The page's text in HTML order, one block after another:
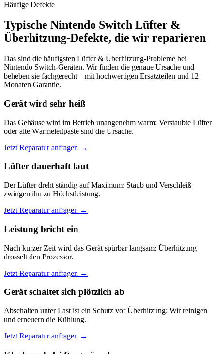
Häufige Defekte
Typische Nintendo Switch Lüfter &
Überhitzung-Defekte, die wir reparieren
Das sind die häufigsten Lüfter & Überhitzung-Probleme bei
Nintendo Switch-Geräten. Wir finden die genaue Ursache und
beheben sie fachgerecht – mit hochwertigen Ersatzteilen und 12
Monaten Garantie.
Gerät wird sehr heiß
Das Gehäuse wird im Betrieb unangenehm warm: Verstaubte Lüfter
oder alte Wärmeleitpaste sind die Ursache.
Jetzt Reparatur anfragen →
Lüfter dauerhaft laut
Der Lüfter dreht ständig auf Maximum: Staub und Verschleiß
zwingen ihn zu Höchstleistung.
Jetzt Reparatur anfragen →
Leistung bricht ein
Nach kurzer Zeit wird das Gerät spürbar langsam: Überhitzung
drosselt den Prozessor.
Jetzt Reparatur anfragen →
Gerät schaltet sich plötzlich ab
Abschalten unter Last ist ein Schutz vor Überhitzung: Wir reinigen
und erneuern die Kühlung.
Jetzt Reparatur anfragen →